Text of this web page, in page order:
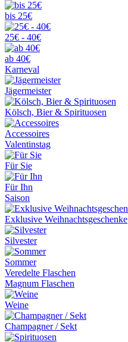
bis 25€
25€ - 40€
ab 40€
Karneval
Jägermeister
Kölsch, Bier & Spirituosen
Accessoires
Valentinstag
Für Sie
Für Ihn
Saison
Exklusive Weihnachtsgeschenke
Silvester
Sommer
Veredelte Flaschen
Magnum Flaschen
Weine
Champagner / Sekt